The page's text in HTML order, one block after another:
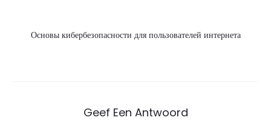
Основы кибербезопасности для пользователей интернета
Geef Een Antwoord